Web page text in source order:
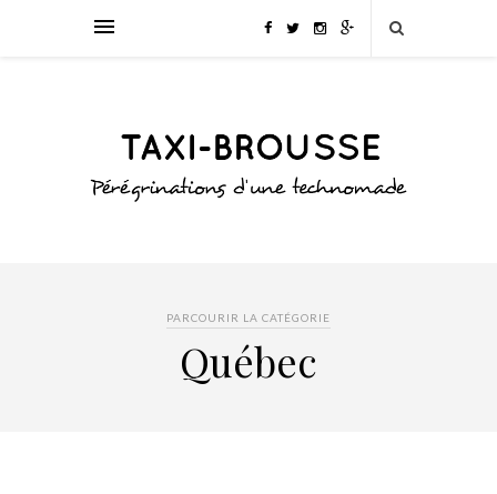
PARCOURIR LA CATÉGORIE
Québec